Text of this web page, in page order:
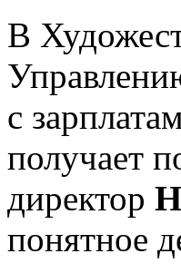
В
с
получает
директор
понятное